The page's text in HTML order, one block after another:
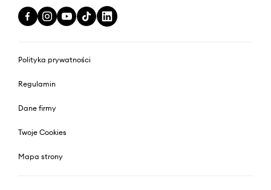
Polityka prywatności
Regulamin
Dane firmy
Twoje Cookies
Mapa strony